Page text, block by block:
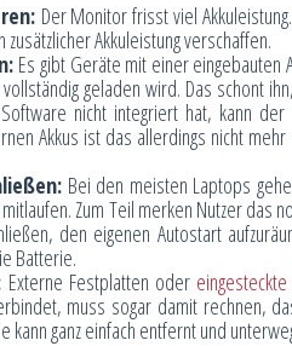
Der Monitor frisst viel
Akkuleistung verschaffen.
Es gibt Geräte mit einer
geladen wird. Das schont
nicht integriert hat, kann
Akkus ist das allerdings nicht
Bei den meisten Laptops
Zum Teil merken Nutzer das
den eigenen Autostart
Batterie.
Externe Festplatten oder eingesteckte
muss sogar damit rechnen,
kann ganz einfach entfernt und